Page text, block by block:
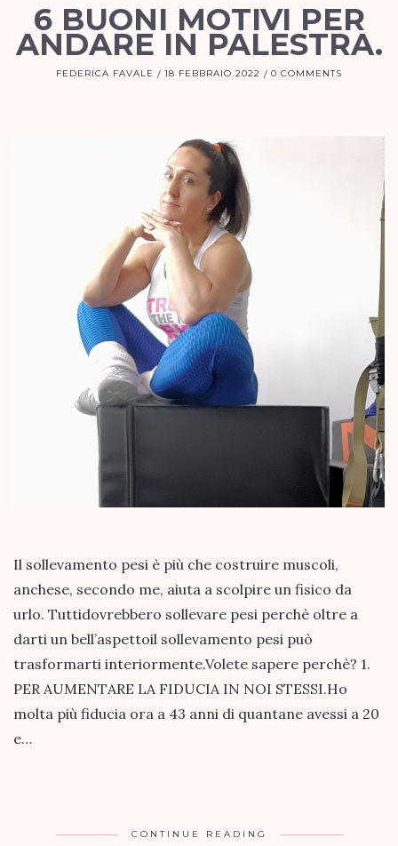
6 BUONI MOTIVI PER
ANDARE IN PALESTRA.
FEDERICA FAVALE 18 FEBBRAIO 2022 0 COMMENTS
Il sollevamento pesi è più che costruire muscoli,
anchese, secondo me, aiuta a scolpire un fisico da
urlo. Tuttidovrebbero sollevare pesi perchè oltre a
darti un bell’aspettoil sollevamento pesi può
trasformarti interiormente.Volete sapere perchè? 1.
PER AUMENTARE LA FIDUCIA IN NOI STESSI.Ho
molta più fiducia ora a 43 anni di quantane avessi a 20
e…
CONTINUE READING